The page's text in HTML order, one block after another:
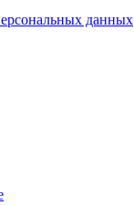
данных